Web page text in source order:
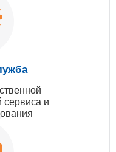
сервиса и